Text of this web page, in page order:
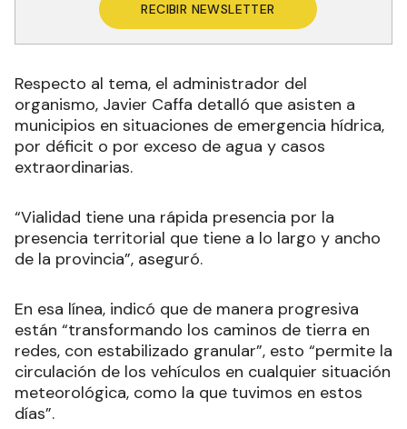
RECIBIR NEWSLETTER
Respecto al tema, el administrador del
organismo, Javier Caffa detalló que asisten a
municipios en situaciones de emergencia hídrica,
por déficit o por exceso de agua y casos
extraordinarias.
“Vialidad tiene una rápida presencia por la
presencia territorial que tiene a lo largo y ancho
de la provincia”, aseguró.
En esa línea, indicó que de manera progresiva
están “transformando los caminos de tierra en
redes, con estabilizado granular”, esto “permite la
circulación de los vehículos en cualquier situación
meteorológica, como la que tuvimos en estos
días”.